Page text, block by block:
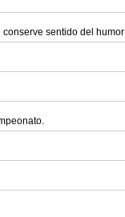
sentido del humor